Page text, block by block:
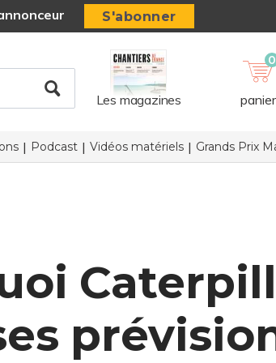
S'abonner
Les magazines
0
panier
Podcast Vidéos matériels Grands Prix